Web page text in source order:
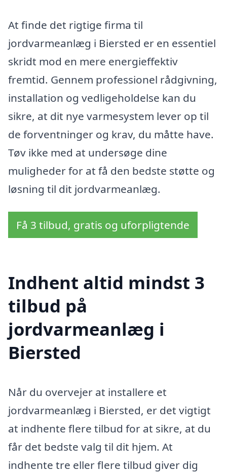
At finde det rigtige firma til
jordvarmeanlæg i Biersted er en essentiel
skridt mod en mere energieffektiv
fremtid. Gennem professionel rådgivning,
installation og vedligeholdelse kan du
sikre, at dit nye varmesystem lever op til
de forventninger og krav, du måtte have.
Tøv ikke med at undersøge dine
muligheder for at få den bedste støtte og
løsning til dit jordvarmeanlæg.
Få 3 tilbud, gratis og uforpligtende
Indhent altid mindst 3
tilbud på
jordvarmeanlæg i
Biersted
Når du overvejer at installere et
jordvarmeanlæg i Biersted, er det vigtigt
at indhente flere tilbud for at sikre, at du
får det bedste valg til dit hjem. At
indhente tre eller flere tilbud giver dig